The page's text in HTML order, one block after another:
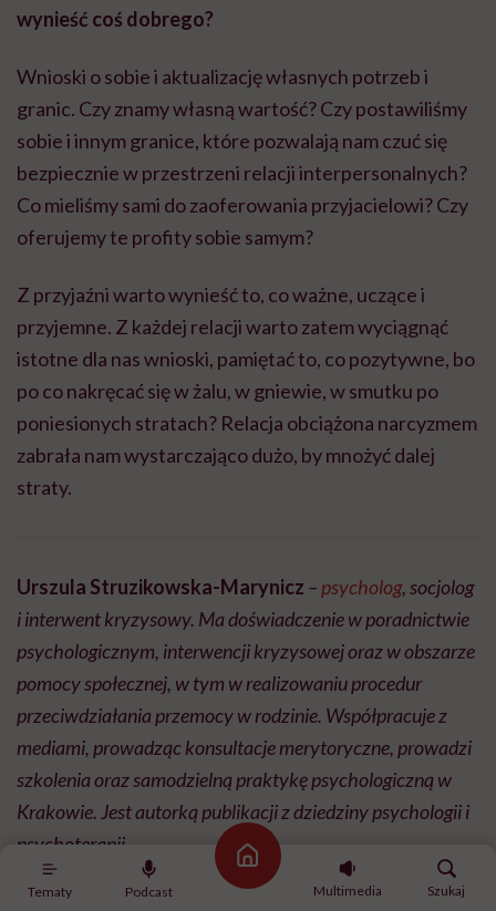
Tematy Podcast
Strona główna
Multimedia
Szukaj
wynieść coś dobrego?
Wnioski o sobie i aktualizację własnych potrzeb i
granic. Czy znamy własną wartość? Czy postawiliśmy
sobie i innym granice, które pozwalają nam czuć się
bezpiecznie w przestrzeni relacji interpersonalnych?
Co mieliśmy sami do zaoferowania przyjacielowi? Czy
oferujemy te profity sobie samym?
Z przyjaźni warto wynieść to, co ważne, uczące i
przyjemne. Z każdej relacji warto zatem wyciągnąć
istotne dla nas wnioski, pamiętać to, co pozytywne, bo
po co nakręcać się w żalu, w gniewie, w smutku po
poniesionych stratach? Relacja obciążona narcyzmem
zabrała nam wystarczająco dużo, by mnożyć dalej
straty.
Urszula Struzikowska-Marynicz – psycholog, socjolog
i interwent kryzysowy. Ma doświadczenie w poradnictwie
psychologicznym, interwencji kryzysowej oraz w obszarze
pomocy społecznej, w tym w realizowaniu procedur
przeciwdziałania przemocy w rodzinie. Współpracuje z
mediami, prowadząc konsultacje merytoryczne, prowadzi
szkolenia oraz samodzielną praktykę psychologiczną w
Krakowie. Jest autorką publikacji z dziedziny psychologii i
psychoterapii.